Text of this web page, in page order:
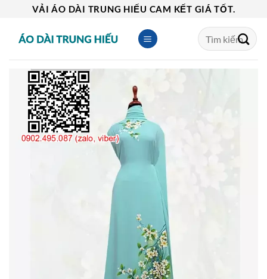
content
VẢI ÁO DÀI TRUNG HIẾU CAM KẾT GIÁ TỐT.
Tìm
kiếm: